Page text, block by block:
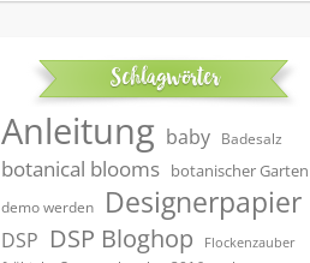
Schlagwörter
Anleitung baby Badesalz
botanical blooms botanischer Garten
demo werden Designerpapier
DSP DSP Bloghop Flockenzauber